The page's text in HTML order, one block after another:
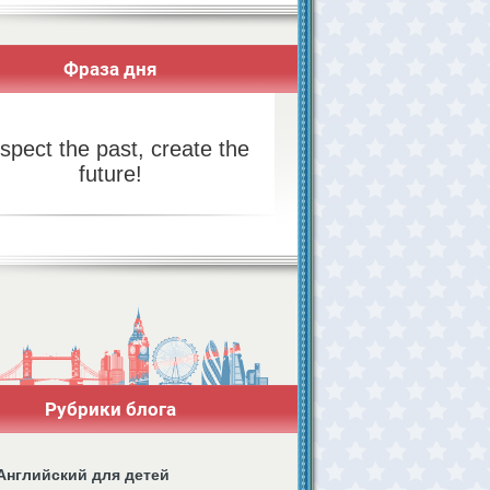
Фраза дня
the past, create the
future!
Рубрики блога
для детей